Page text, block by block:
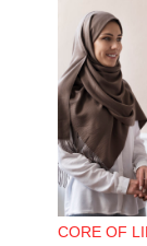
CORE OF